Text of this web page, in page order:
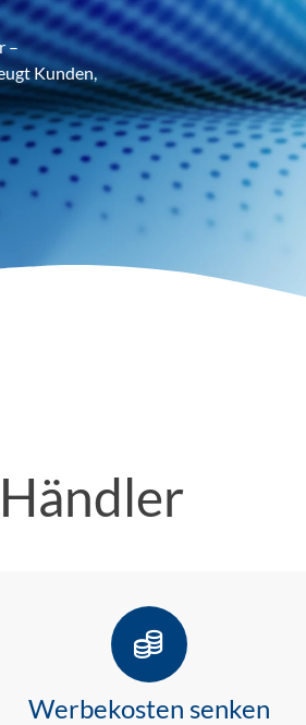
–
Kunden,
Werbekosten senken